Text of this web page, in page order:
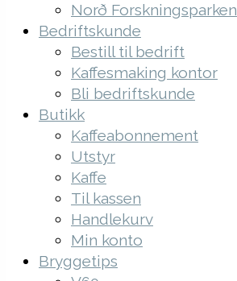
Norð Forskningsparken
Bedriftskunde
Bestill til bedrift
Kaffesmaking kontor
Bli bedriftskunde
Butikk
Kaffeabonnement
Utstyr
Kaffe
Til kassen
Handlekurv
Min konto
Bryggetips